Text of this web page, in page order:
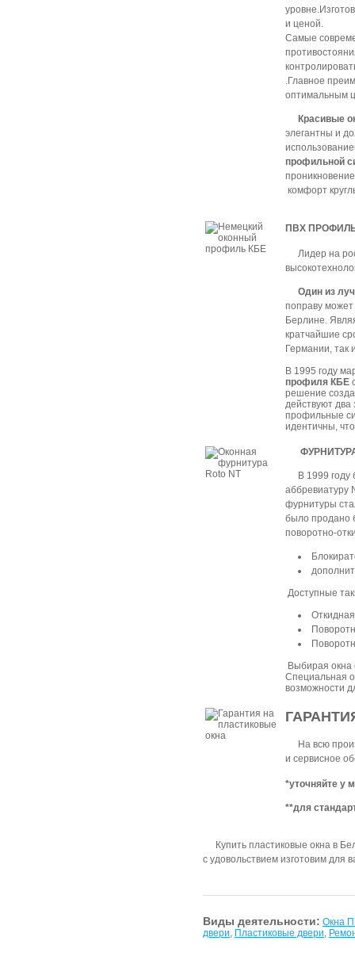
и ценой.
Самые
.Главное
оптимальным
Красивые
элегантны и
профильной
комфорт
ПВХ
Лидер на
Один из
поправу может
Берлине.
кратчайшие
Германии, так
В 1995 году
профиля КБЕ
решение
действуют два
профильные
идентичны,
В 1999
аббревиатуру
фурнитуры
было продано
поворотно-
Доступные
Откидная
Выбирая окна
Специальная
возможности
На всю
и сервисное
*уточняйте у
**для
Купить пластиковые окна в
с удовольствием изготовим для
Виды деятельности: Окна
двери, Пластиковые двери,